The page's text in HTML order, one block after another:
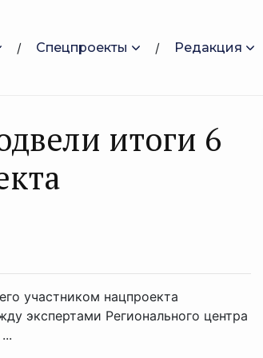
Спецпроекты Редакция
итоги 6
участником нацпроекта
экспертами Регионального центра